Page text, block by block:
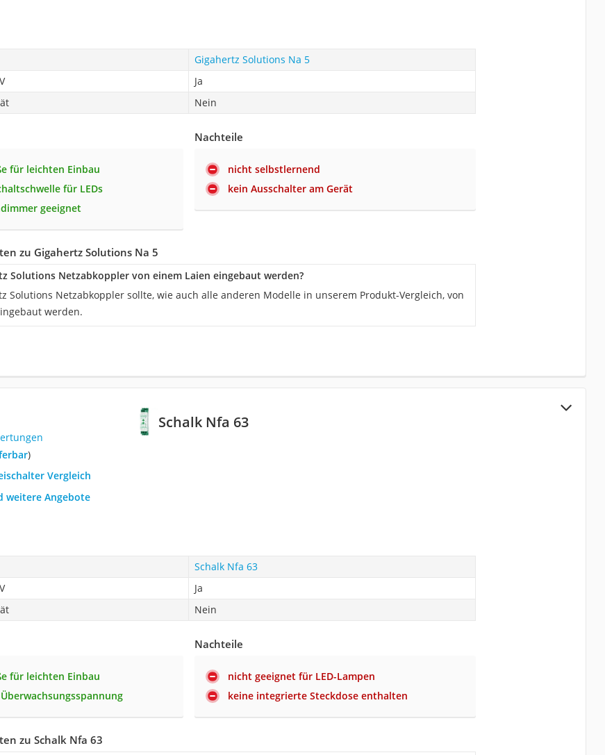
Gigahertz Solutions Na 5
Ja
Nein
für leichten Einbau
für LEDs
geeignet
Nachteile
nicht selbstlernend
kein Ausschalter am Gerät
zu Gigahertz Solutions Na 5
Solutions Netzabkoppler von einem Laien eingebaut werden?
Solutions Netzabkoppler sollte, wie auch alle anderen Modelle in unserem Produkt-Vergleich, von
werden.
Schalk Nfa 63
)
Vergleich
weitere Angebote
Schalk Nfa 63
Ja
Nein
für leichten Einbau
Nachteile
nicht geeignet für LED-Lampen
keine integrierte Steckdose enthalten
zu Schalk Nfa 63